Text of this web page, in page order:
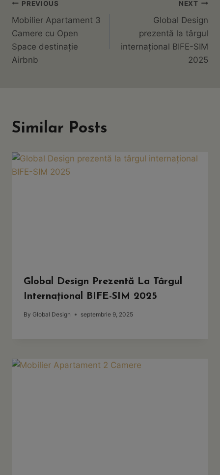
Navigare
În
Articole
PREVIOUS
Mobilier Apartament 3
Camere cu Open
Space destinație
Airbnb
NEXT
Global Design
prezentă la târgul
internațional BIFE-SIM
2025
Similar Posts
Global Design Prezentă La Târgul
Internațional BIFE-SIM 2025
By Global Design septembrie 9, 2025